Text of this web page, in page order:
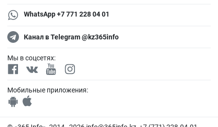
WhatsApp +7 771 228 04 01
Канал в Telegram @kz365info
Мы в соцсетях:
Мобильные приложения: